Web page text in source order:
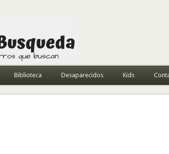
Biblioteca Desaparecidos Kids